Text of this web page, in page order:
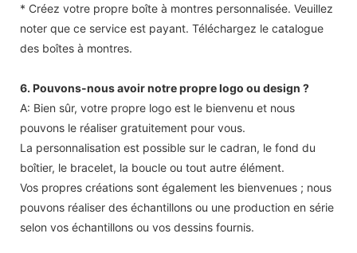
* Créez votre propre boîte à montres personnalisée. Veuillez
noter que ce service est payant. Téléchargez le catalogue
des boîtes à montres.
6. Pouvons-nous avoir notre propre logo ou design ?
A: Bien sûr, votre propre logo est le bienvenu et nous
pouvons le réaliser gratuitement pour vous.
La personnalisation est possible sur le cadran, le fond du
boîtier, le bracelet, la boucle ou tout autre élément.
Vos propres créations sont également les bienvenues ; nous
pouvons réaliser des échantillons ou une production en série
selon vos échantillons ou vos dessins fournis.